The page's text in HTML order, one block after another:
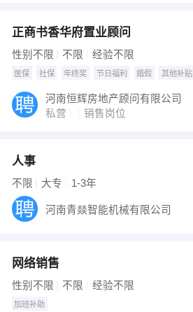
正商书香华府置业顾问
性别不限 不限 经验不限
医保 社保 年终奖 节日福利 婚假 其他补贴
河南恒辉房地产顾问有限公司
私营
销售岗位
人事
不限 大专 1-3年
河南青燚智能机械有限公司
网络销售
性别不限 不限 经验不限
加班补助